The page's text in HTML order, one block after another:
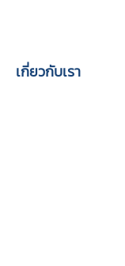
เกี่ยวกับเรา